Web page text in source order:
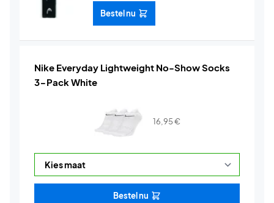
Bestel nu
Nike Everyday Lightweight No-Show Socks
3-Pack White
16,95€
Bestel nu